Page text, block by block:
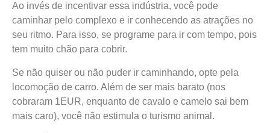
Ao invés de incentivar essa indústria, você pode
caminhar pelo complexo e ir conhecendo as atrações no
seu ritmo. Para isso, se programe para ir com tempo, pois
tem muito chão para cobrir.
Se não quiser ou não puder ir caminhando, opte pela
locomoção de carro. Além de ser mais barato (nos
cobraram 1EUR, enquanto de cavalo e camelo sai bem
mais caro), você não estimula o turismo animal.